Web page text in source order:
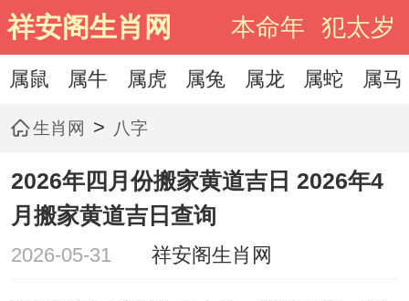
祥安阁生肖网 本命年 犯太岁
属鼠 属牛 属虎 属兔 属龙 属蛇 属马
生肖网 > 八字
2026年四月份搬家黄道吉日 2026年4
月搬家黄道吉日查询
2026-05-31 祥安阁生肖网